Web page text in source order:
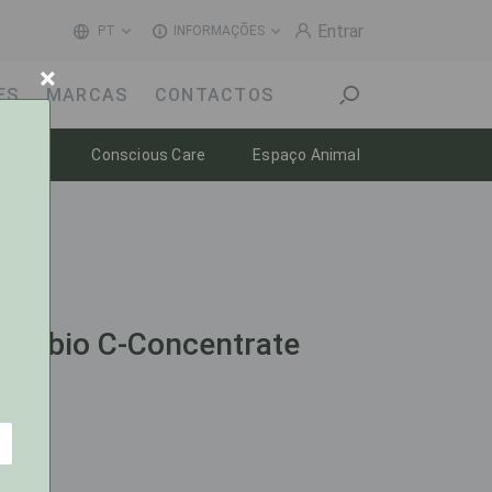
PT INFORMAÇÕES Entrar
MARCAS CONTACTOS
Toggle dropdown
Conscious Care Toggle dropdown
Espaço Animal Toggle
C-Concentrate
×